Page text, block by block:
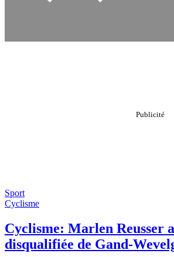
Sport
Cyclisme
Cyclisme: Marlen Reusser
disqualifiée de Gand-